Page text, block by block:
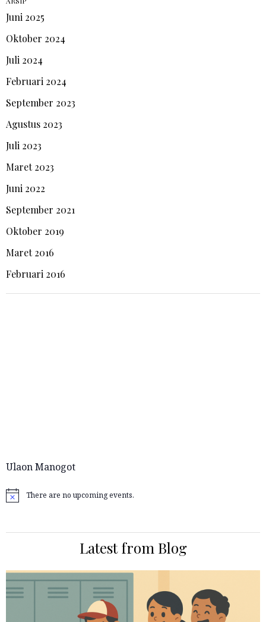
Juni 2025
Oktober 2024
Juli 2024
Februari 2024
September 2023
Agustus 2023
Juli 2023
Maret 2023
Juni 2022
September 2021
Oktober 2019
Maret 2016
Februari 2016
Ulaon Manogot
Notice There are no upcoming events.
Latest from Blog